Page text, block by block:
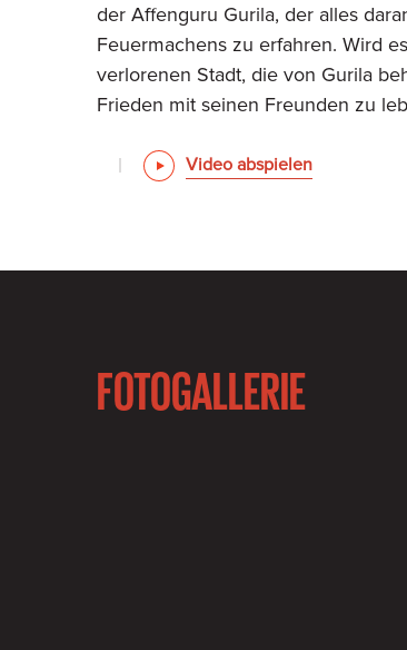
der Affenguru Gurila, der alles
Feuermachens zu erfahren. Wird
verlorenen Stadt, die von Gurila
Frieden mit seinen Freunden zu
Video abspielen
FOTOGALLERIE